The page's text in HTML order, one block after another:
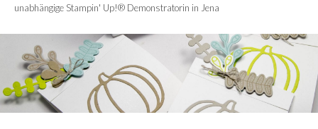
unabhängige Stampin' Up!® Demonstratorin in Jena